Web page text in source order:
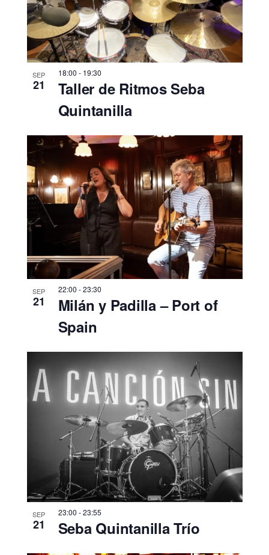
SEP
21
18:00 - 19:30
Taller de Ritmos Seba
Quintanilla
SEP
21
22:00 -23:30
Milán y Padilla – Port of
Spain
SEP
21
23:00 -23:55
Seba Quintanilla Trío